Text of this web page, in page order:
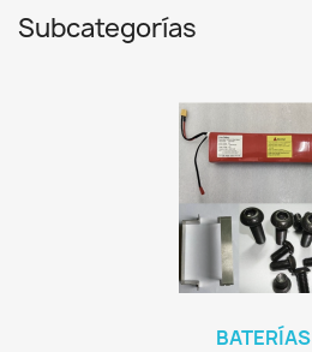
Subcategorías
BATERÍAS